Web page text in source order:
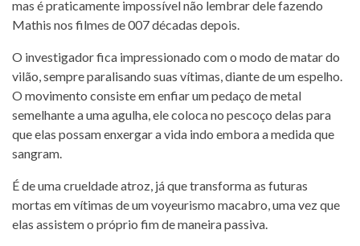
mas é praticamente impossível não lembrar dele fazendo
Mathis nos filmes de 007 décadas depois.
O investigador fica impressionado com o modo de matar do
vilão, sempre paralisando suas vítimas, diante de um espelho.
O movimento consiste em enfiar um pedaço de metal
semelhante a uma agulha, ele coloca no pescoço delas para
que elas possam enxergar a vida indo embora a medida que
sangram.
É de uma crueldade atroz, já que transforma as futuras
mortas em vítimas de um voyeurismo macabro, uma vez que
elas assistem o próprio fim de maneira passiva.